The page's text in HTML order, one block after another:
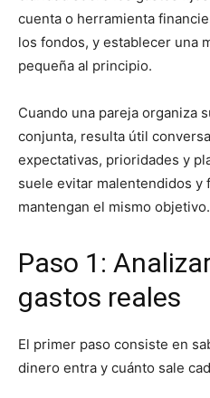
cuenta o herramienta
los fondos, y establecer una
pequeña al principio.
Cuando una pareja organiza
conjunta, resulta útil
expectativas, prioridades y
suele evitar malentendidos y
mantengan el mismo objetivo.
Paso 1:
gastos reales
El primer paso consiste en
dinero entra y cuánto sale